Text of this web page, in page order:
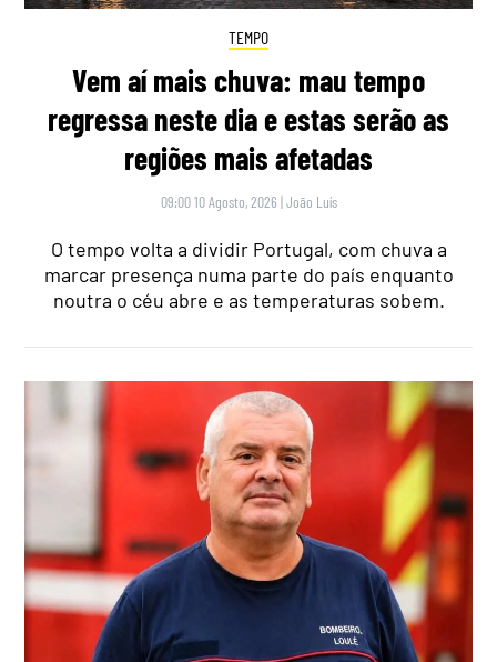
TEMPO
Vem aí mais chuva: mau tempo
regressa neste dia e estas serão as
regiões mais afetadas
09:00 10 Agosto, 2026 |João Luís
O tempo volta a dividir Portugal, com chuva a
marcar presença numa parte do país enquanto
noutra o céu abre e as temperaturas sobem.